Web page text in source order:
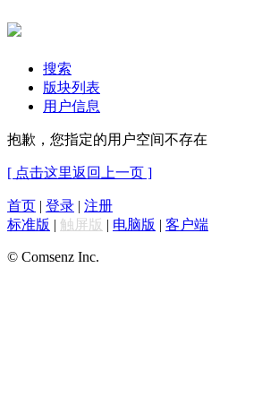
搜索
版块列表
用户信息
抱歉，您指定的用户空间不存在
[ 点击这里返回上一页 ]
首页 | 登录 | 注册
标准版 | 触屏版 | 电脑版 | 客户端
© Comsenz Inc.